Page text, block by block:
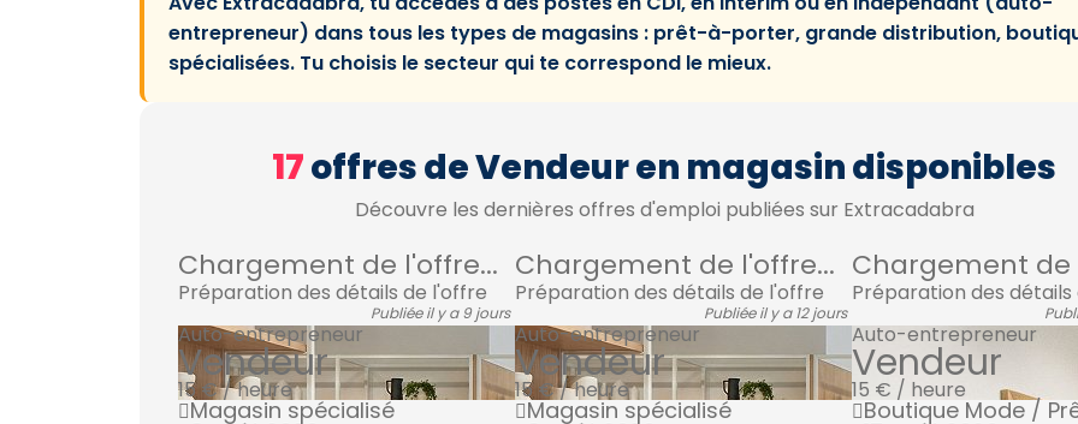
entrepreneur) dans tous les types de magasins : prêt-à-porter, grande distribution,
spécialisées. Tu choisis le secteur qui te correspond le mieux.
17offres de Vendeur en magasin disponibles
Découvre les dernières offres d'emploi publiées sur Extracadabra
Chargement de l'offre...
Préparation des détails de l'offre
Publiée il y a 9 jours
Auto-entrepreneur
Vendeur
15 € / heure
Magasin spécialisé
Chargement de l'offre...
Préparation des détails de l'offre
Publiée il y a 12 jours
Auto-entrepreneur
Vendeur
15 € / heure
Magasin spécialisé
Chargement de
Préparation des détails
Auto-entrepreneur
Vendeur
15 € / heure
Boutique Mode /